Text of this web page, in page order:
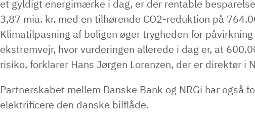
et gyldigt energimærke i dag, er der rentable
3,87 mia. kr. med en tilhørende CO2-reduktion på
Klimatilpasning af boligen øger trygheden for
ekstremvejr, hvor vurderingen allerede i dag er, at
risiko, forklarer Hans Jørgen Lorenzen, der er direktør i
Partnerskabet mellem Danske Bank og NRGi har også
elektrificere den danske bilflåde.